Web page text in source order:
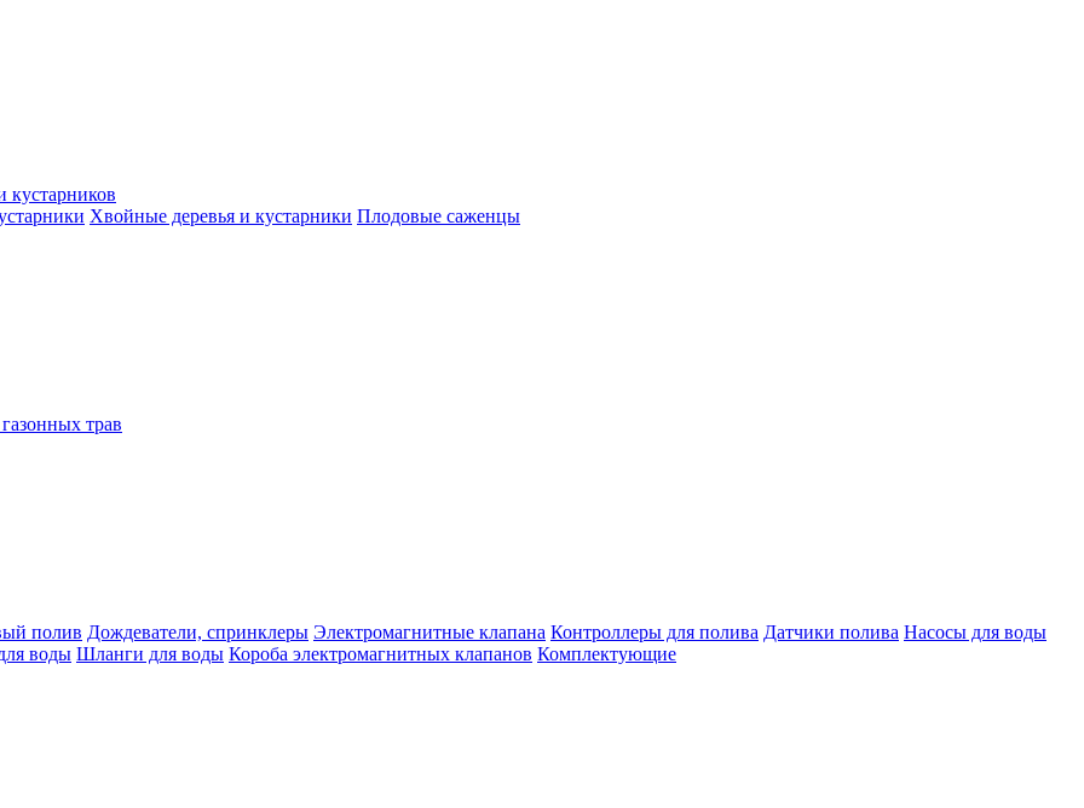
кустарников
Хвойные деревья и кустарники Плодовые саженцы
трав
полив Дождеватели, спринклеры Электромагнитные клапана Контроллеры для полива Датчики полива Насосы для воды
воды Шланги для воды Короба электромагнитных клапанов Комплектующие